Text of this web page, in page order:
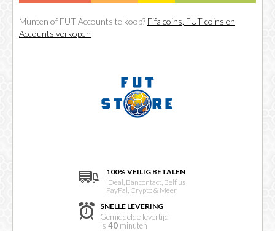
Munten of FUT Accounts te koop? Fifa coins, FUT coins en
Accounts verkopen
100% VEILIG BETALEN
iDeal, Bancontact, Belfius
PayPal, Crypto & Meer
SNELLE LEVERING
Gemiddelde levertijd
is 40minuten